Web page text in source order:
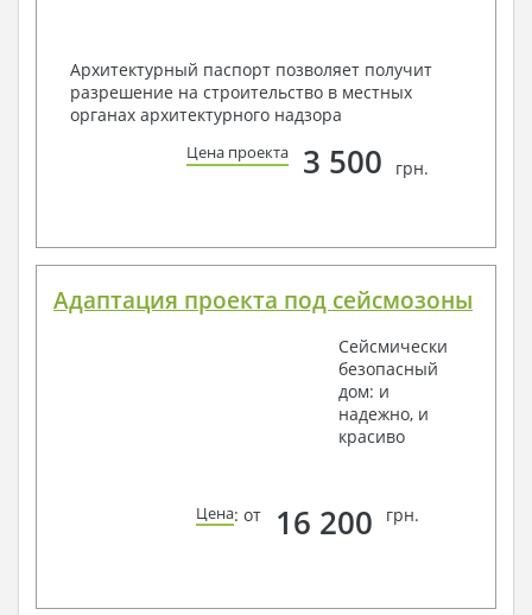
Архитектурный паспорт позволяет получит
разрешение на строительство в местных
органах архитектурного надзора
Цена проекта 3 500 грн.
Адаптация проекта под сейсмозоны
Сейсмически
безопасный
дом: и
надежно, и
красиво
Цена: от 16 200 грн.